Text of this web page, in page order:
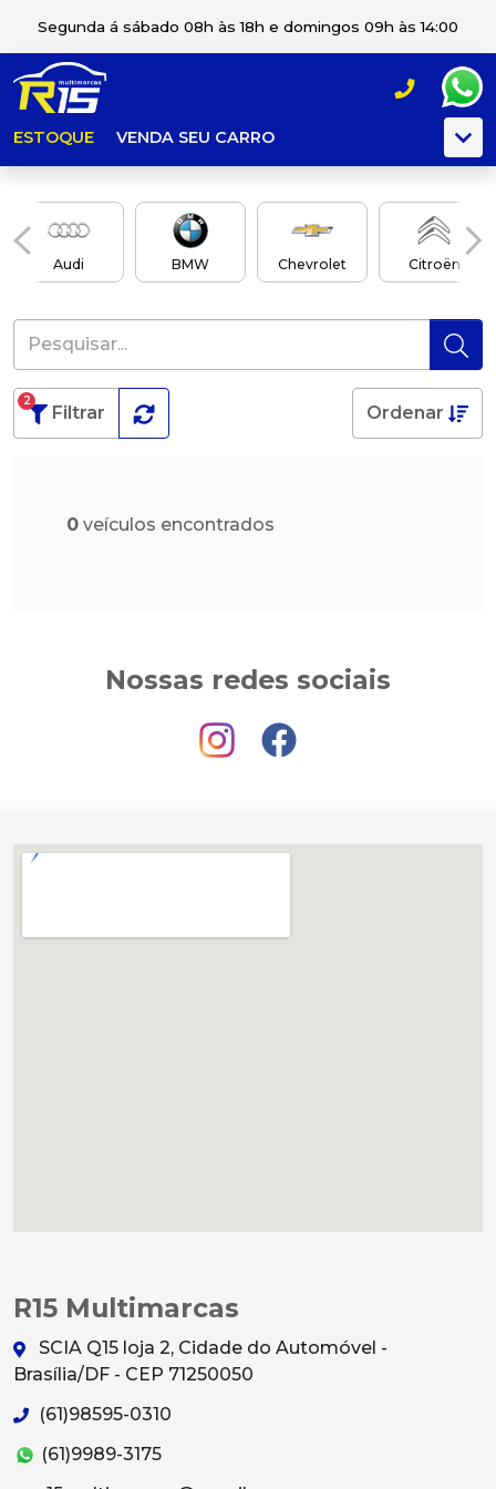
Segunda á sábado 08h às 18h e domingos 09h às 14:00
ESTOQUE VENDA SEU CARRO
Audi BMW Chevrolet Citroën
Filtrar
2
Ordenar
0 veículos encontrados
Nossas redes sociais
R15 Multimarcas
SCIA Q15 loja 2, Cidade do Automóvel -
Brasília/DF - CEP 71250050
(61)98595-0310
(61)9989-3175